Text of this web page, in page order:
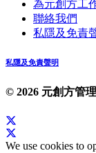
為元創方工
聯絡我們
私隱及免責
私隱及免責聲明
© 2026 元創方管
We use cookies to